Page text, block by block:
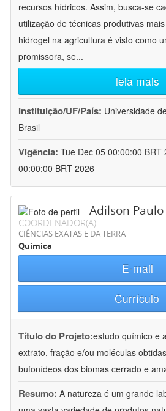
recursos hídricos. Assim, busca-se
utilização de técnicas produtivas
hidrogel na agricultura é visto como
promissora, se...
leia mais
Instituição/UF/País: Universidade
Brasil
Vigência: Tue Dec 05 00:00:00 BRT
00:00:00 BRT 2026
Adilson
COORDENADOR(A)
CIÊNCIAS EXATAS E DA TERRA
Química
E-mail
Currículo
Título do Projeto:estudo químico e
extrato, fração e/ou moléculas
bufonídeos dos biomas cerrado e
Resumo: A natureza é um grande